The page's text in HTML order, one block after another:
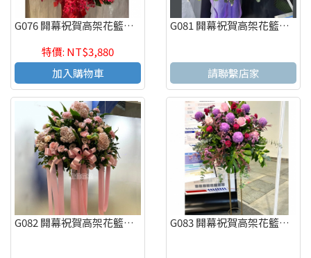
G076 開幕祝賀高架花籃、開幕藝術花籃 慶祝榮陞、開幕喬遷(一個)
特價: NT$3,880
加入購物車
G081 開幕祝賀高架花籃、開幕藝術花籃 慶祝榮陞、開幕喬遷(一個)
請聯繫店家
G082 開幕祝賀高架花籃、開幕藝術花籃 慶祝榮陞、開幕喬遷(一個) G083 開幕祝賀高架花籃、開幕藝術花籃 慶祝榮陞、開幕喬遷(一個)